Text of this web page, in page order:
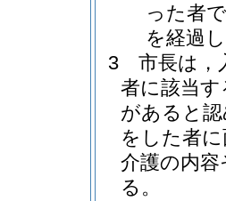
った者
を経過
3
市長は，
者に該当
があると
をした者
介護の内
る。